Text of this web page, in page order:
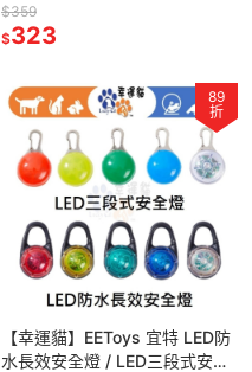
$359
$323
89
折
【幸運貓】EEToys 宜特 LED防
水長效安全燈 / LED三段式安全